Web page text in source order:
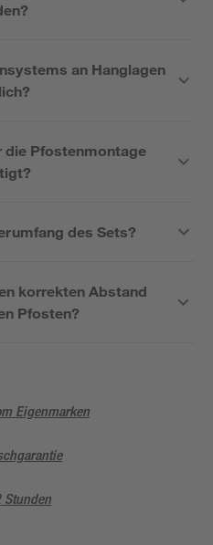
an Hanglagen
die Pfostenmontage
des Sets?
korrekten Abstand
Pfosten?
Eigenmarken